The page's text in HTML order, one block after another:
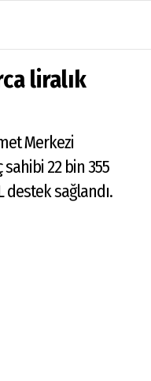
Gazipaşa
& Antalya
Canlı Uçak
liralık
Merkezi
sahibi 22 bin 355
sağlandı.